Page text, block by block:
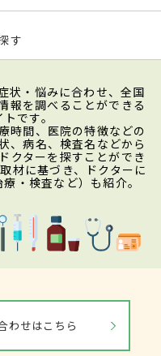
す
状・悩みに合わせ、全国
報を調べることができる
です。
時間、医院の特徴などの
、病名、検査名などから
クターを探すことができ
材に基づき、ドクターに
・検査など）も紹介。
わせはこちら